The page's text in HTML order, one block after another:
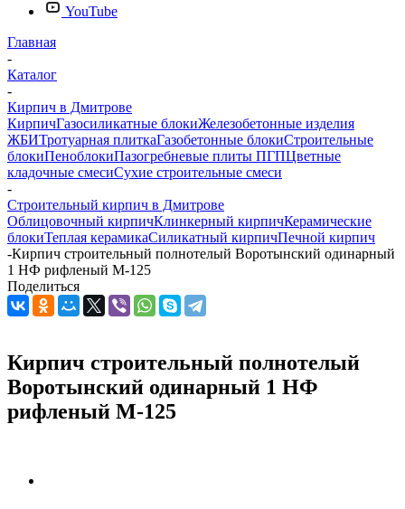
YouTube
Главная
-
Каталог
-
Кирпич в Дмитрове
КирпичГазосиликатные блокиЖелезобетонные изделия
ЖБИТротуарная плиткаГазобетонные блокиСтроительные
блокиПеноблокиПазогребневые плиты ПГПЦветные
кладочные смесиСухие строительные смеси
-
Строительный кирпич в Дмитрове
Облицовочный кирпичКлинкерный кирпичКерамические
блокиТеплая керамикаСиликатный кирпичПечной кирпич
-Кирпич строительный полнотелый Воротынский одинарный
1 НФ рифленый М-125
Поделиться
Кирпич строительный полнотелый
Воротынский одинарный 1 НФ
рифленый М-125